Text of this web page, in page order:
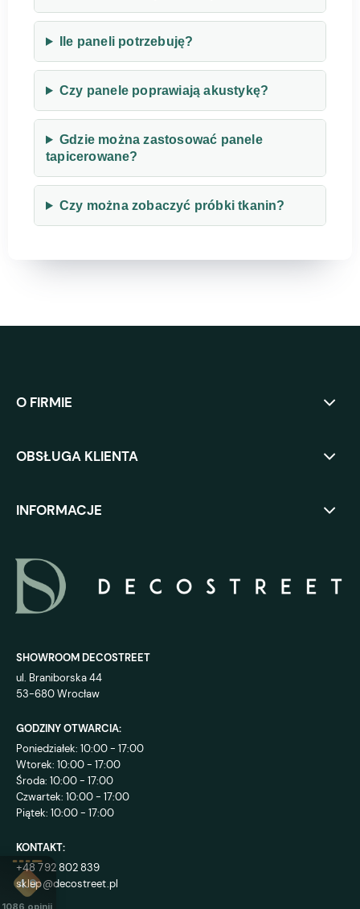
Ile paneli potrzebuję?
Czy panele poprawiają akustykę?
Gdzie można zastosować panele
tapicerowane?
Czy można zobaczyć próbki tkanin?
O FIRMIE
OBSŁUGA KLIENTA
INFORMACJE
SHOWROOM DECOSTREET
ul. Braniborska 44
53-680 Wrocław
GODZINY OTWARCIA:
Poniedziałek: 10:00 - 17:00
Wtorek: 10:00 - 17:00
Środa: 10:00 - 17:00
Czwartek: 10:00 - 17:00
Piątek: 10:00 - 17:00
KONTAKT:
+48 792 802 839
sklep@decostreet.pl
4.9
1086 opinii